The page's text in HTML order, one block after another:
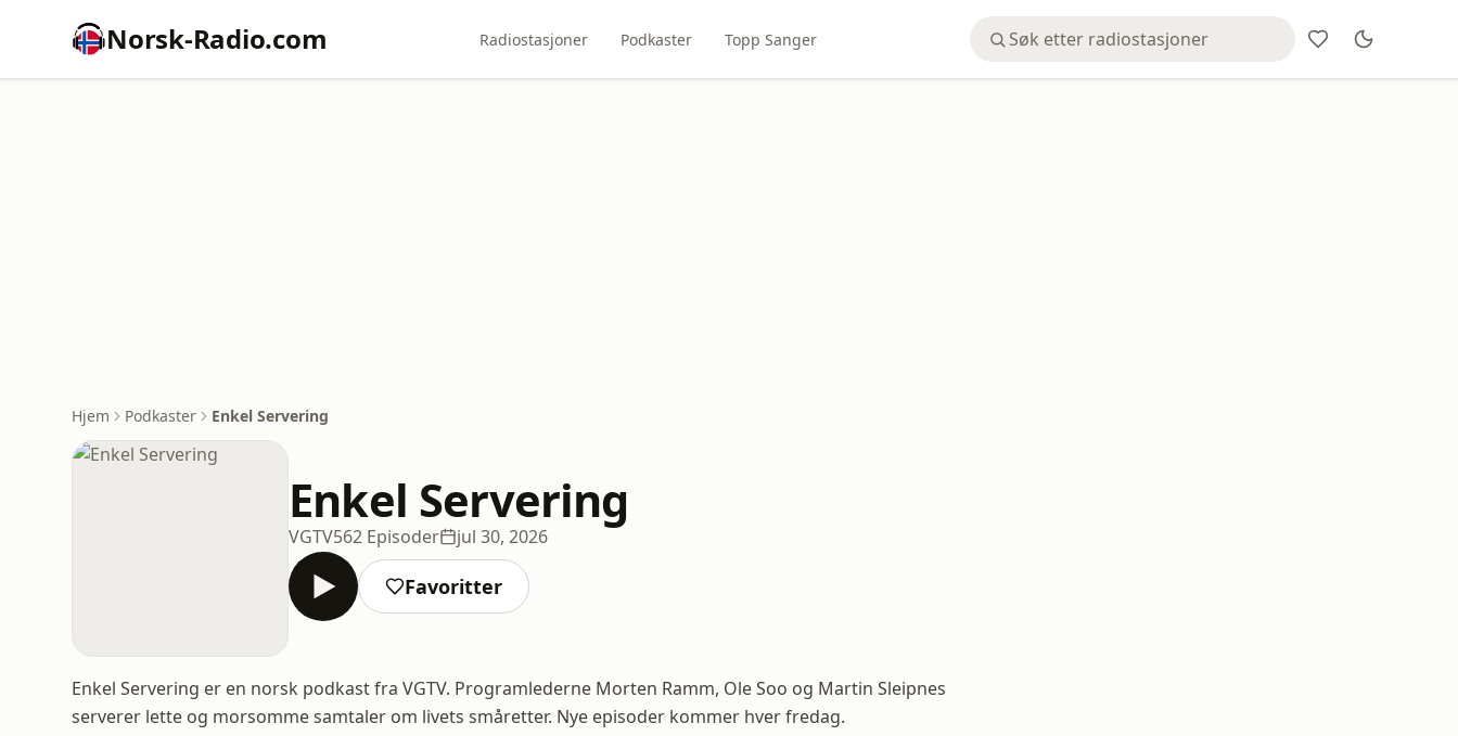
Norsk-Radio.com Radiostasjoner Podkaster Topp Sanger
Hjem Podkaster Enkel Servering
Enkel Servering
VGTV562 Episoder jul 30, 2026
Favoritter
Enkel Servering er en norsk podkast fra VGTV. Programlederne Morten Ramm, Ole Soo og Martin Sleipnes
serverer lette og morsomme samtaler om livets småretter. Nye episoder kommer hver fredag.